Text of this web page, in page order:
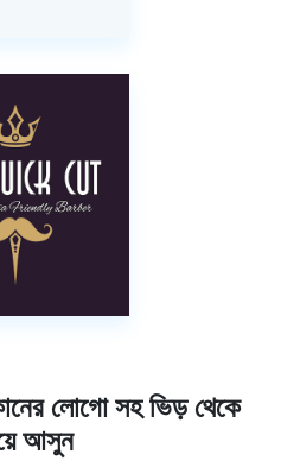
লোগো সহ ভিড় থেকে
আসুন